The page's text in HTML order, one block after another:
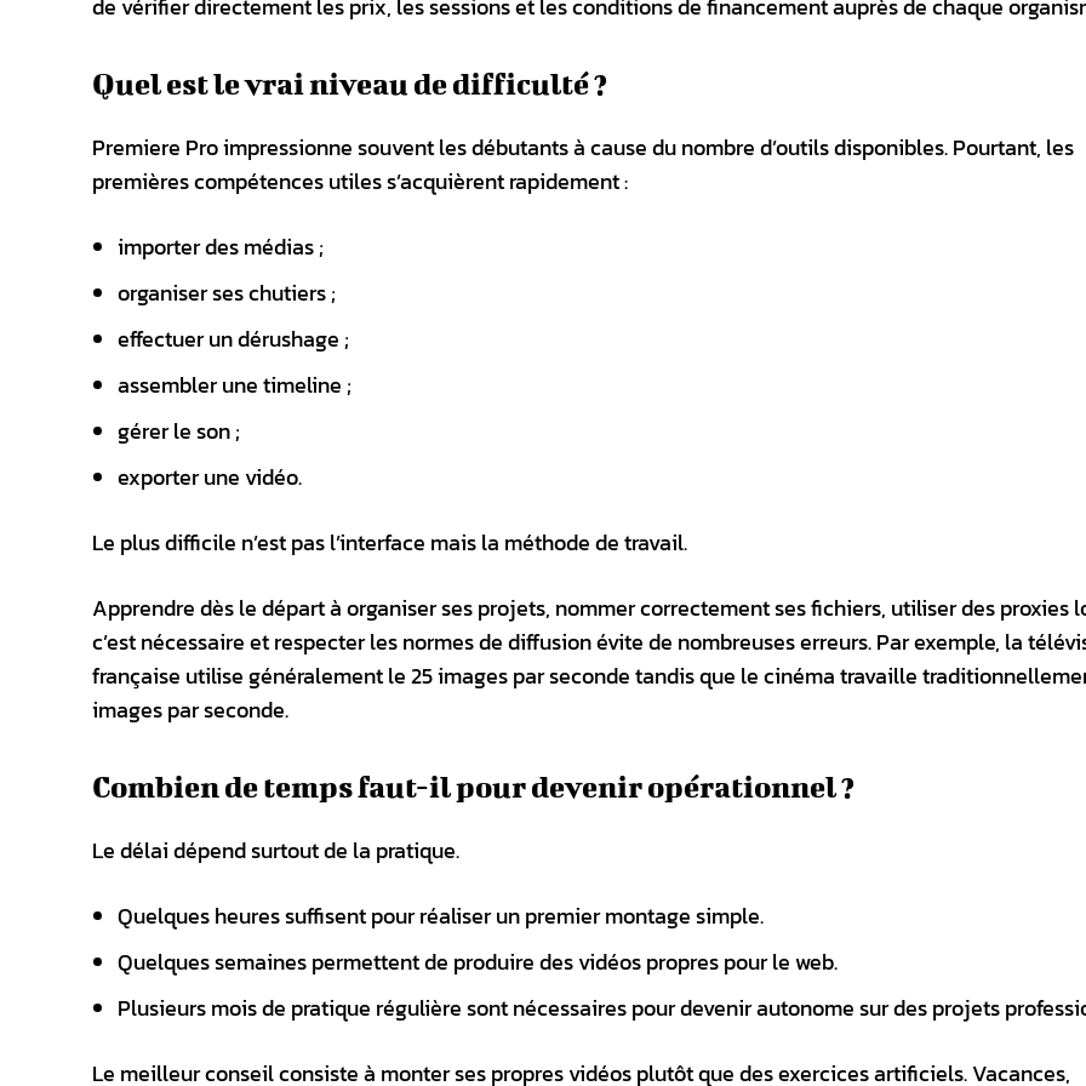
de vérifier directement les prix, les sessions et les conditions de financement auprès de chaque
Quel est le vrai niveau de difficulté ?
Premiere Pro impressionne souvent les débutants à cause du nombre d’outils disponibles. Pourtant, les
premières compétences utiles s’acquièrent rapidement :
importer des médias ;
organiser ses chutiers ;
effectuer un dérushage ;
assembler une timeline ;
gérer le son ;
exporter une vidéo.
Le plus difficile n’est pas l’interface mais la méthode de travail.
Apprendre dès le départ à organiser ses projets, nommer correctement ses fichiers, utiliser des proxies
c’est nécessaire et respecter les normes de diffusion évite de nombreuses erreurs. Par exemple, la
française utilise généralement le 25 images par seconde tandis que le cinéma travaille
images par seconde.
Combien de temps faut-il pour devenir opérationnel ?
Le délai dépend surtout de la pratique.
Quelques heures suffisent pour réaliser un premier montage simple.
Quelques semaines permettent de produire des vidéos propres pour le web.
Plusieurs mois de pratique régulière sont nécessaires pour devenir autonome sur des projets
Le meilleur conseil consiste à monter ses propres vidéos plutôt que des exercices artificiels. Vacances,